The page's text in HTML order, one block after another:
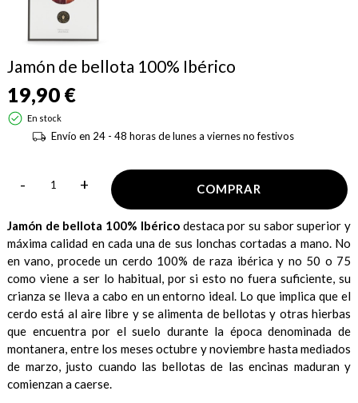
Jamón de bellota 100% Ibérico
19,90 €
En stock
Envío en 24 - 48 horas de lunes a viernes no festivos
- + COMPRAR
Jamón de bellota 100% Ibéricodestaca por su sabor superior y
máxima calidad en cada una de sus lonchas cortadas a mano. No
en vano, procede un cerdo 100% de raza ibérica y no 50 o 75
como viene a ser lo habitual, por si esto no fuera suficiente, su
crianza se lleva a cabo en un entorno ideal. Lo que implica que el
cerdo está al aire libre y se alimenta de bellotas y otras hierbas
que encuentra por el suelo durante la época denominada de
montanera, entre los meses octubre y noviembre hasta mediados
de marzo, justo cuando las bellotas de las encinas maduran y
comienzan a caerse.